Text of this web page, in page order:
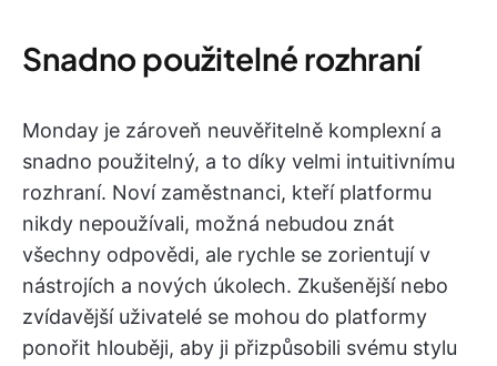
Snadno použitelné rozhraní
Monday je zároveň neuvěřitelně komplexní a
snadno použitelný, a to díky velmi intuitivnímu
rozhraní. Noví zaměstnanci, kteří platformu
nikdy nepoužívali, možná nebudou znát
všechny odpovědi, ale rychle se zorientují v
nástrojích a nových úkolech. Zkušenější nebo
zvídavější uživatelé se mohou do platformy
ponořit hlouběji, aby ji přizpůsobili svému stylu